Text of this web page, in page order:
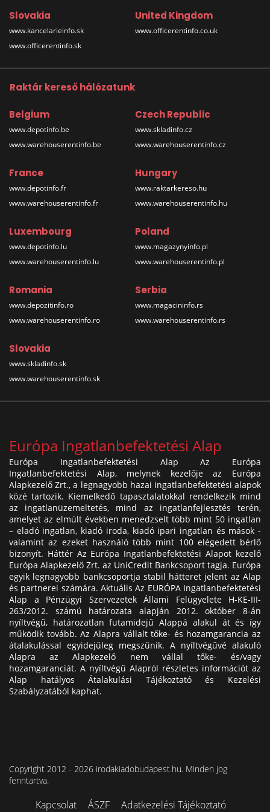
Slovakia
www.kancelarieinfo.sk
www.officerentinfo.sk
United Kingdom
www.officerentinfo.co.uk
Raktár kereső hálózatunk
Belgium
www.depotinfo.be
www.warehouserentinfo.be
Czech Republic
www.skladinfo.cz
www.warehouserentinfo.cz
France
www.depotinfo.fr
www.warehouserentinfo.fr
Hungary
www.raktarkereso.hu
www.warehouserentinfo.hu
Luxembourg
www.depotinfo.lu
www.warehouserentinfo.lu
Poland
www.magazynyinfo.pl
www.warehouserentinfo.pl
Romania
www.depozitinfo.ro
www.warehouserentinfo.ro
Serbia
www.magacininfo.rs
www.warehouserentinfo.rs
Slovakia
www.skladinfo.sk
www.warehouserentinfo.sk
Európa Ingatlanbefektetési Alap
Európa Ingatlanbefektetési Alap Az Európa
Ingatlanbefektetési Alap, melynek kezelője az Európa
Alapkezelő Zrt., a legnagyobb hazai ingatlanbefektetési alapok
közé tartozik. Kiemelkedő tapasztalatokkal rendelkezik mind
az ingatlanüzemeltetés, mind az ingatlanfejlesztés terén,
amelyet az elmúlt években menedzselt több mint 50 ingatlan
– eladó ingatlan, kiadó iroda, kiadó ipari ingatlan és mások -
valamint az ezeket használó több mint 100 elégedett bérlő
bizonyít. Háttér Az Európa Ingatlanbefektetési Alapot kezelő
Európa Alapkezelő Zrt. az UniCredit Bankcsoport tagja. Európa
egyik legnagyobb bankcsoportja stabil hátteret jelent az Alap
és partnerei számára. Aktuális Az EURÓPA Ingatlanbefektetési
Alap a Pénzügyi Szervezetek Állami Felügyelete H-KE-III-
263/2012. számú határozata alapján 2012. október 8-án
nyíltvégű, határozatlan futamidejű Alappá alakul át és így
működik tovább. Az Alapra vállalt tőke- és hozamgarancia az
átalakulással egyidejűleg megszűnik. A nyíltvégűvé alakuló
Alapra az Alapkezelő nem vállal tőke- és/vagy
hozamgaranciát. A nyíltvégű Alapról részletes információt az
Alap hatályos Átalakulási Tájékoztató és Kezelési
Szabályzatából kaphat.
Copyright 2012 - 2026 irodakiadobudapest.hu. Minden jog
fenntartva.
Kapcsolat ÁSZF Adatkezelési Tájékoztató